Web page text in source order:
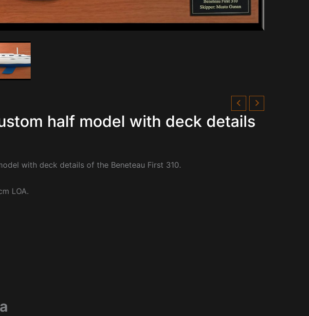
half model with deck details
with deck details of the Beneteau First 310.
LOA.